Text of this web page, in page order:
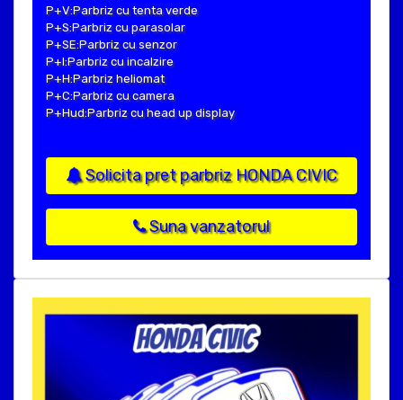
P+V:Parbriz cu tenta verde
P+S:Parbriz cu parasolar
P+SE:Parbriz cu senzor
P+I:Parbriz cu incalzire
P+H:Parbriz heliomat
P+C:Parbriz cu camera
P+Hud:Parbriz cu head up display
Solicita pret parbriz HONDA CIVIC
Suna vanzatorul